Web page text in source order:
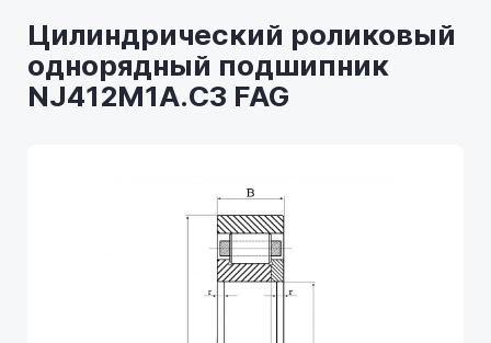
Цилиндрический роликовый
однорядный подшипник
NJ412M1A.C3 FAG